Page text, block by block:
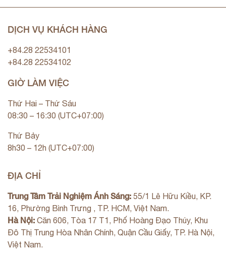
DỊCH VỤ KHÁCH HÀNG
+84.28 22534101
+84.28 22534102
GIỜ LÀM VIỆC
Thứ Hai – Thứ Sáu
08:30 – 16:30 (UTC+07:00)
Thứ Bảy
8h30 – 12h (UTC+07:00)
ĐỊA CHỈ
Trung Tâm Trải Nghiệm Ánh Sáng: 55/1 Lê Hữu Kiều, KP.
16, Phường Bình Trưng , TP. HCM, Việt Nam.
Hà Nội: Căn 606, Tòa 17 T1, Phố Hoàng Đạo Thúy, Khu
Đô Thị Trung Hòa Nhân Chính, Quận Cầu Giấy, TP. Hà Nội,
Việt Nam.